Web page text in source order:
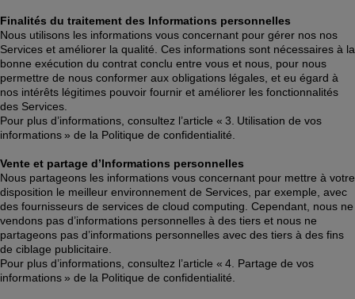
Finalités du traitement des Informations personnelles
Nous utilisons les informations vous concernant pour gérer nos nos
Services et améliorer la qualité. Ces informations sont nécessaires à la
bonne exécution du contrat conclu entre vous et nous, pour nous
permettre de nous conformer aux obligations légales, et eu égard à
nos intérêts légitimes pouvoir fournir et améliorer les fonctionnalités
des Services.
Pour plus d’informations, consultez l’article « 3. Utilisation de vos
informations » de la Politique de confidentialité.
Vente et partage d’Informations personnelles
Nous partageons les informations vous concernant pour mettre à votre
disposition le meilleur environnement de Services, par exemple, avec
des fournisseurs de services de cloud computing. Cependant, nous ne
vendons pas d’informations personnelles à des tiers et nous ne
partageons pas d’informations personnelles avec des tiers à des fins
de ciblage publicitaire.
Pour plus d’informations, consultez l’article « 4. Partage de vos
informations » de la Politique de confidentialité.